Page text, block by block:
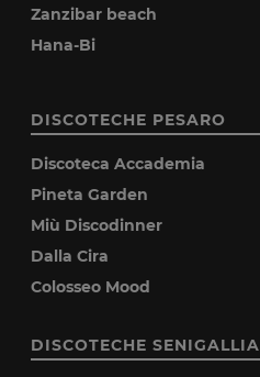
Zanzibar beach
Hana-Bi
DISCOTECHE PESARO
Discoteca Accademia
Pineta Garden
Miù Discodinner
Dalla Cira
Colosseo Mood
DISCOTECHE SENIGALLIA